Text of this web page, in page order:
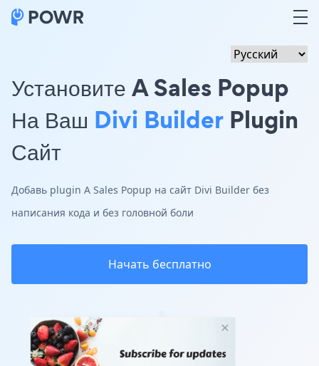
Установите A Sales Popup
На Ваш Divi Builder Plugin
Сайт
Добавь plugin A Sales Popup на сайт Divi Builder без
написания кода и без головной боли
Начать бесплатно